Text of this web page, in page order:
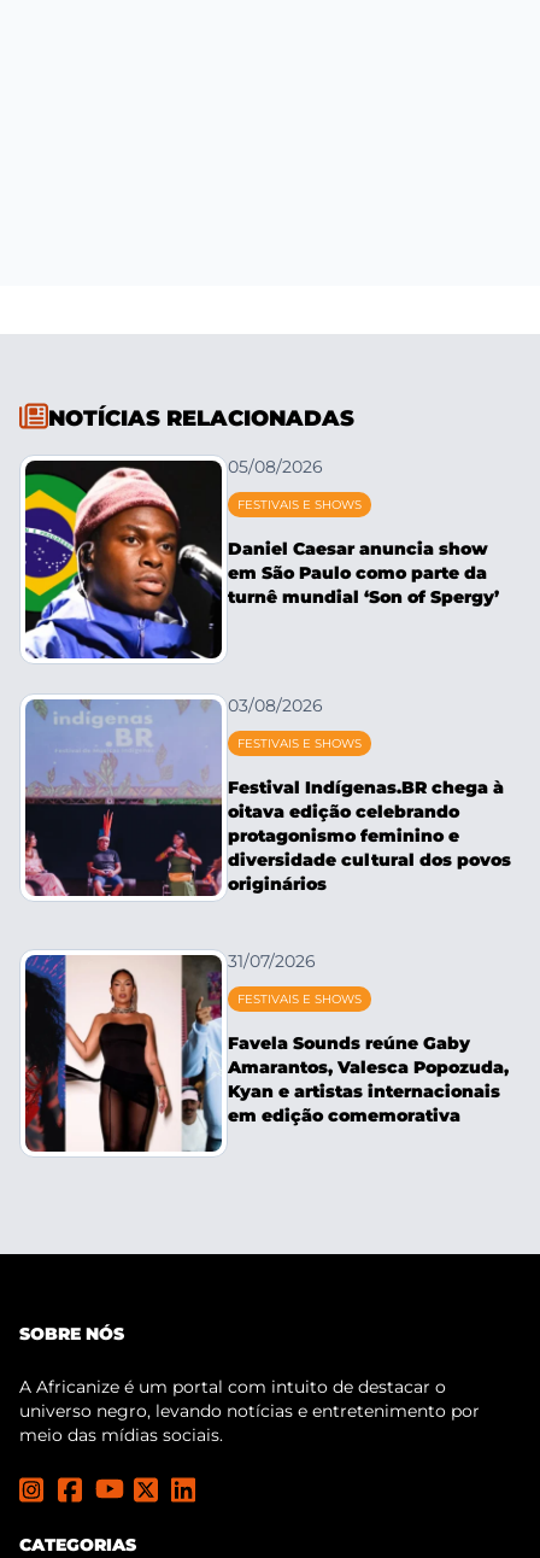
NOTÍCIAS RELACIONADAS
05/08/2026
FESTIVAIS E SHOWS
Daniel Caesar anuncia show
em São Paulo como parte da
turnê mundial ‘Son of Spergy’
03/08/2026
FESTIVAIS E SHOWS
Festival Indígenas.BR chega à
oitava edição celebrando
protagonismo feminino e
diversidade cultural dos povos
originários
31/07/2026
FESTIVAIS E SHOWS
Favela Sounds reúne Gaby
Amarantos, Valesca Popozuda,
Kyan e artistas internacionais
em edição comemorativa
SOBRE NÓS
A Africanize é um portal com intuito de destacar o
universo negro, levando notícias e entretenimento por
meio das mídias sociais.
CATEGORIAS